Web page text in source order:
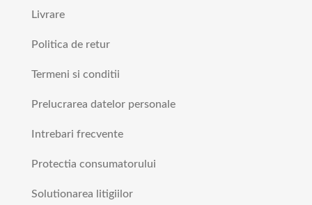
Livrare
Politica de retur
Termeni si conditii
Prelucrarea datelor personale
Intrebari frecvente
Protectia consumatorului
Solutionarea litigiilor